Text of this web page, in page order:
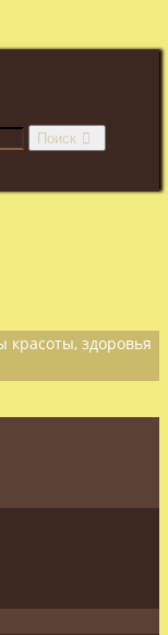
Поиск
красоты, здоровья